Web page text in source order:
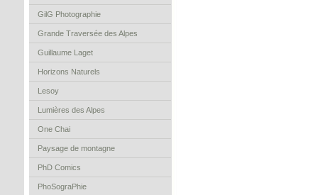
GilG Photographie
Grande Traversée des Alpes
Guillaume Laget
Horizons Naturels
Lesoy
Lumières des Alpes
One Chai
Paysage de montagne
PhD Comics
PhoSograPhie